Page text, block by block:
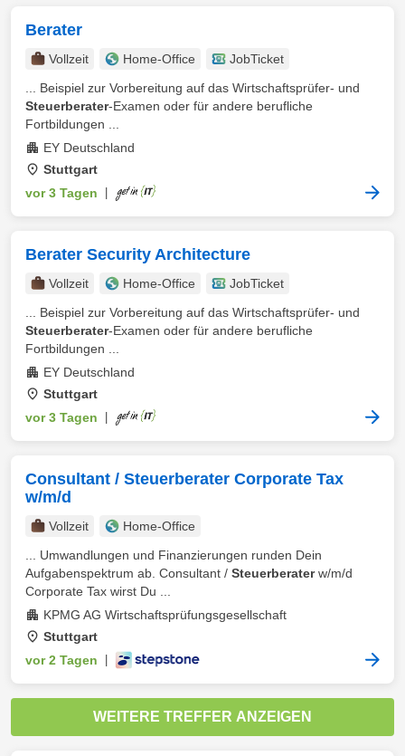
Berater
Vollzeit Home-Office
JobTicket
... Beispiel zur Vorbereitung auf das Wirtschaftsprüfer- und
Steuerberater-Examen oder für andere berufliche
Fortbildungen ...
EY Deutschland
Stuttgart
vor 3 Tagen
Berater Security Architecture
Vollzeit Home-Office
JobTicket
... Beispiel zur Vorbereitung auf das Wirtschaftsprüfer- und
Steuerberater-Examen oder für andere berufliche
Fortbildungen ...
EY Deutschland
Stuttgart
vor 3 Tagen
Consultant / Steuerberater Corporate Tax
w/m/d
Vollzeit
Home-Office
... Umwandlungen und Finanzierungen runden Dein
Aufgabenspektrum ab. Consultant / Steuerberaterw/m/d
Corporate Tax wirst Du ...
KPMG AG Wirtschaftsprüfungsgesellschaft
Stuttgart
vor 2 Tagen
WEITERE TREFFER ANZEIGEN